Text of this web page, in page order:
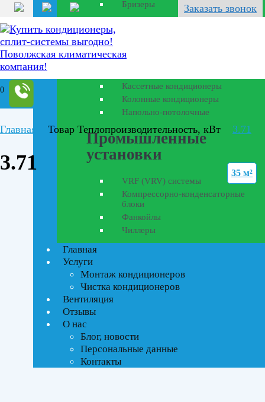
Заказать звонок
0
Бризеры
Полупромышленные
кондиционеры
Кассетные кондиционеры
Колонные кондиционеры
Напольно-потолочные
Промышленные
установки
VRF (VRV) системы
Компрессорно-конденсаторные
блоки
Фанкойлы
Чиллеры
Главная
Услуги
Монтаж кондиционеров
Чистка кондиционеров
Вентиляция
Отзывы
О нас
Блог, новости
Персональные данные
Контакты
Главная Товар Теплопроизводительность, кВт 3.71
3.71
Текстовый поиск
Инверторное
ROYAL Thermo(1)
35 м²